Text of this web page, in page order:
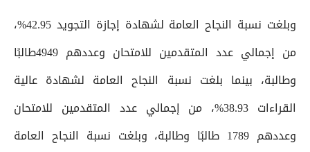
وبلغت نسبة النجاح العامة لشهادة إجازة التجويد 42.95%،
من إجمالي عدد المتقدمين للامتحان وعددهم 4949طالبًا
وطالبة، بينما بلغت نسبة النجاح العامة لشهادة عالية
القراءات 38.93%، من إجمالي عدد المتقدمين للامتحان
وعددهم 1789 طالبًا وطالبة، وبلغت نسبة النجاح العامة